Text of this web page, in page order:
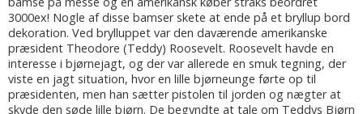
3000ex! Nogle af disse bamser skete at ende på et bryllup bord
dekoration. Ved brylluppet var den daværende amerikanske
præsident Theodore (Teddy) Roosevelt. Roosevelt havde en
interesse i bjørnejagt, og der var allerede en smuk tegning, der
viste en jagt situation, hvor en lille bjørneunge førte op til
præsidenten, men han sætter pistolen til jorden og nægter at
skyde den søde lille bjørn. De begyndte at tale om Teddys Bjørn